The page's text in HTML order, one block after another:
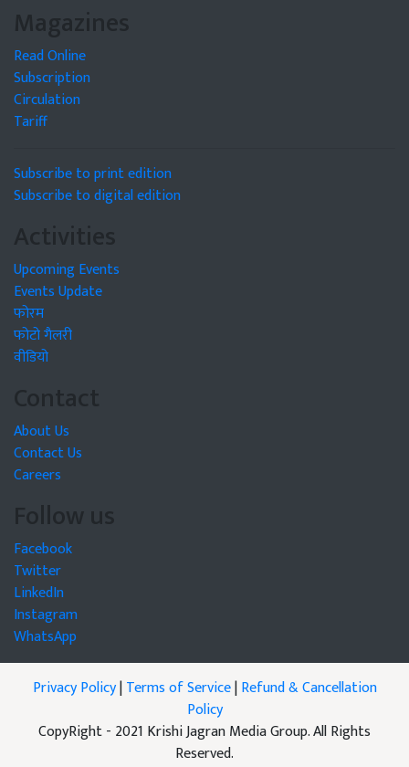
Magazines
Read Online
Subscription
Circulation
Tariff
Subscribe to print edition
Subscribe to digital edition
Activities
Upcoming Events
Events Update
फोरम
फोटो गैलरी
वीडियो
Contact
About Us
Contact Us
Careers
Follow us
Facebook
Twitter
LinkedIn
Instagram
WhatsApp
Privacy Policy|Terms of Service|Refund & Cancellation
Policy
CopyRight - 2021 Krishi Jagran Media Group. All Rights
Reserved.